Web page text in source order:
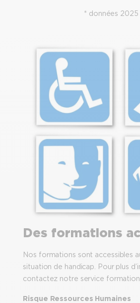
* données 2025
Des formations
Nos formations sont accessibles
situation de handicap. Pour plus
contactez notre service formation
Risque Ressources Humaines